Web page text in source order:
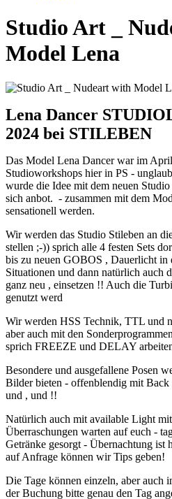
Studio Art _
Model Lena
Lena Dancer
2024 bei STILEBEN
Das Model Lena Dancer war im
Studioworkshops hier in PS -
wurde die Idee mit dem neuen
sich anbot. - zusammen mit dem
sensationell werden.
Wir werden das Studio Stileben an
stellen ;-)) sprich alle 4 festen Sets
bis zu neuen GOBOS , Dauerlicht in
Situationen und dann natürlich auch
ganz neu , einsetzen !! Auch die
genutzt werd
Wir werden HSS Technik, TTL und
aber auch mit den
sprich FREEZE und DELAY
Besondere und ausgefallene Posen
Bilder bieten - offenblendig mit Back
und , und !!
Natürlich auch mit available Light
Überraschungen warten auf euch -
Getränke gesorgt - Übernachtung ist
auf Anfrage können wir Tips geben!
Die Tage können einzeln, aber auch
der Buchung bitte genau den Tag